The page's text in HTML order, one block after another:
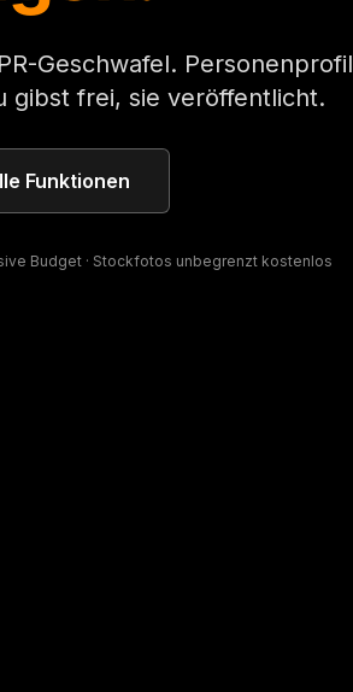
Geschwafel. Personenprofil
gibst frei, sie veröffentlicht.
Funktionen
Budget · Stockfotos unbegrenzt kostenlos